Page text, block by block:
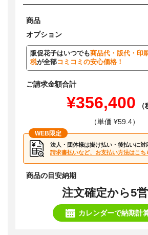
商品
オプション
販促花子はいつでも商品代・版代・印
税が全部コミコミの安心価格！
ご請求金額合計
¥356,400
（単価 ¥59.4）
WEB限定
法人・団体様は掛け払い・後払いに対
請求書払いなど、お支払い方法はこち
商品の目安納期
注文確定から5
カレンダーで納期計